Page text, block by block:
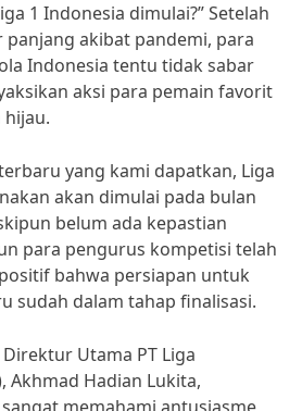
1 Indonesia dimulai?” Setelah
akibat pandemi, para
Indonesia tentu tidak sabar
aksi para pemain favorit
hijau.
yang kami dapatkan, Liga
akan dimulai pada bulan
belum ada kepastian
para pengurus kompetisi telah
bahwa persiapan untuk
sudah dalam tahap finalisasi.
Utama PT Liga
Akhmad Hadian Lukita,